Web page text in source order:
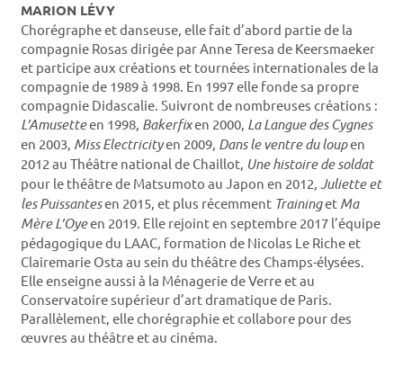
MARION LÉVY
Chorégraphe et danseuse, elle fait d’abord partie de la
compagnie Rosas dirigée par Anne Teresa de Keersmaeker
et participe aux créations et tournées internationales de la
compagnie de 1989 à 1998. En 1997 elle fonde sa propre
compagnie Didascalie. Suivront de nombreuses créations :
L’Amusetteen 1998, Bakerfixen 2000, La Langue des Cygnes
en 2003, Miss Electricityen 2009, Dans le ventre du loupen
2012 au Théâtre national de Chaillot, Une histoire de soldat
pour le théâtre de Matsumoto au Japon en 2012,Juliette et
les Puissantesen 2015, et plus récemment Traininget Ma
Mère L’Oyeen 2019. Elle rejoint en septembre 2017 l’équipe
pédagogique du LAAC, formation de Nicolas Le Riche et
Clairemarie Osta au sein du théâtre des Champs-élysées.
Elle enseigne aussi à la Ménagerie de Verre et au
Conservatoire supérieur d’art dramatique de Paris.
Parallèlement, elle chorégraphie et collabore pour des
œuvres au théâtre et au cinéma.